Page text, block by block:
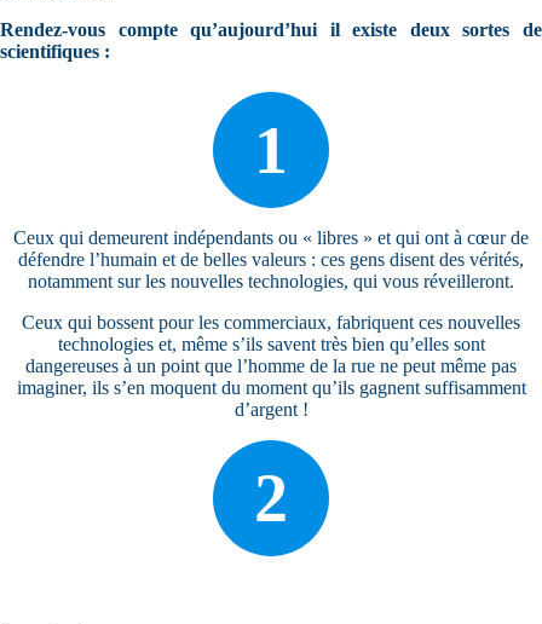
Rendez-vous compte qu’aujourd’hui il existe deux sortes de
scientifiques :
1
Ceux qui demeurent indépendants ou « libres » et qui ont à cœur de
défendre l’humain et de belles valeurs : ces gens disent des vérités,
notamment sur les nouvelles technologies, qui vous réveilleront.
Ceux qui bossent pour les commerciaux, fabriquent ces nouvelles
technologies et, même s’ils savent très bien qu’elles sont
dangereuses à un point que l’homme de la rue ne peut même pas
imaginer, ils s’en moquent du moment qu’ils gagnent suffisamment
d’argent !
2